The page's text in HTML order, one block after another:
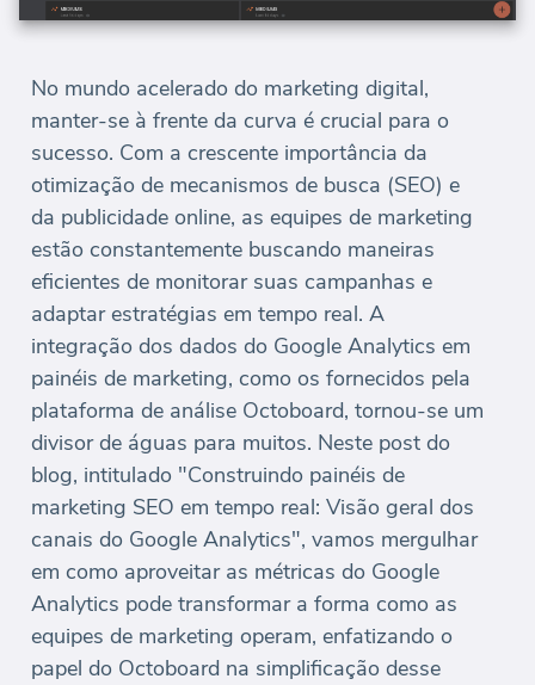
No mundo acelerado do marketing digital,
manter-se à frente da curva é crucial para o
sucesso. Com a crescente importância da
otimização de mecanismos de busca (SEO) e
da publicidade online, as equipes de marketing
estão constantemente buscando maneiras
eficientes de monitorar suas campanhas e
adaptar estratégias em tempo real. A
integração dos dados do Google Analytics em
painéis de marketing, como os fornecidos pela
plataforma de análise Octoboard, tornou-se um
divisor de águas para muitos. Neste post do
blog, intitulado "Construindo painéis de
marketing SEO em tempo real: Visão geral dos
canais do Google Analytics", vamos mergulhar
em como aproveitar as métricas do Google
Analytics pode transformar a forma como as
equipes de marketing operam, enfatizando o
papel do Octoboard na simplificação desse